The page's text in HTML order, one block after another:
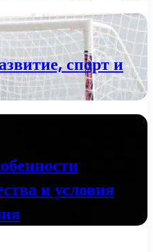
спорт и
и условия